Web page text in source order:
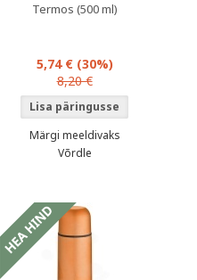
Termos (500 ml)
5,74 € (30%)
8,20 €
Märgi meeldivaks
Võrdle